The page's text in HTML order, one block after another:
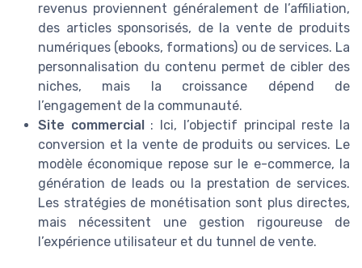
revenus proviennent généralement de l’affiliation,
des articles sponsorisés, de la vente de produits
numériques (ebooks, formations) ou de services. La
personnalisation du contenu permet de cibler des
niches, mais la croissance dépend de
l’engagement de la communauté.
Site commercial
: Ici, l’objectif principal reste la
conversion et la vente de produits ou services. Le
modèle économique repose sur le e-commerce, la
génération de leads ou la prestation de services.
Les stratégies de monétisation sont plus directes,
mais nécessitent une gestion rigoureuse de
l’expérience utilisateur et du tunnel de vente.